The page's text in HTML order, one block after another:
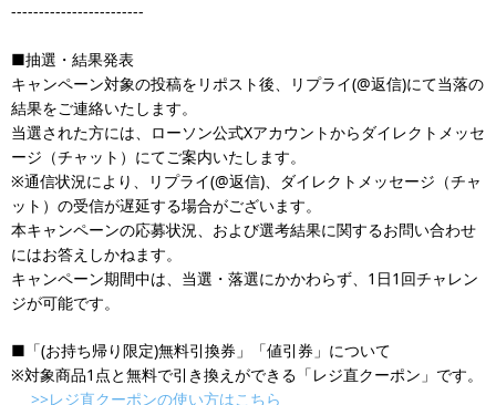
------------------------
■抽選・結果発表
キャンペーン対象の投稿をリポスト後、リプライ(@返信)にて当落の
結果をご連絡いたします。
当選された方には、ローソン公式Xアカウントからダイレクトメッセ
ージ（チャット）にてご案内いたします。
※通信状況により、リプライ(@返信)、ダイレクトメッセージ（チャ
ット）の受信が遅延する場合がございます。
本キャンペーンの応募状況、および選考結果に関するお問い合わせ
にはお答えしかねます。
キャンペーン期間中は、当選・落選にかかわらず、1日1回チャレン
ジが可能です。
■「(お持ち帰り限定)無料引換券」「値引券」について
※対象商品1点と無料で引き換えができる「レジ直クーポン」です。
>>レジ直クーポンの使い方はこちら